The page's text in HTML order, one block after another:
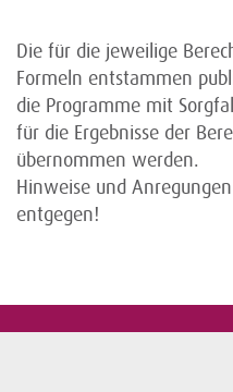
Die für die jeweilige
Formeln entstammen
die Programme mit
für die Ergebnisse der
übernommen werden.
Hinweise und
entgegen!